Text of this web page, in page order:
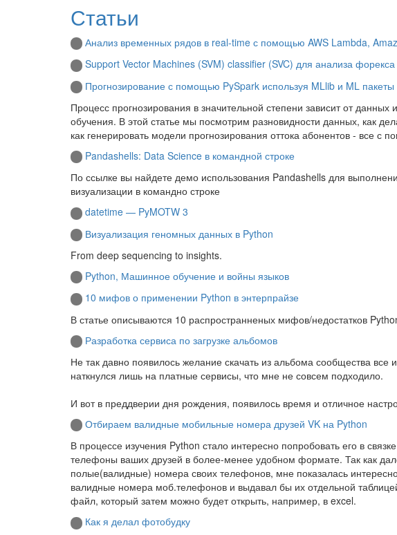
Статьи
Анализ временных рядов в real-time с помощью AWS Lambda,
Support Vector Machines (SVM) classifier (SVC) для анализа
Прогнозирование с помощью PySpark используя MLlib и ML пакеты
Процесс прогнозирования в значительной степени зависит от
обучения. В этой статье мы посмотрим разновидности данных, как
как генерировать модели прогнозирования оттока абонентов - все
Pandashells: Data Science в командной строке
По ссылке вы найдете демо использования Pandashells для
визуализации в командно строке
datetime — PyMOTW 3
Визуализация геномных данных в Python
From deep sequencing to insights.
Python, Машинное обучение и войны языков
10 мифов о применении Python в энтерпрайзе
В статье описываются 10 распространненых мифов/недостатков
Разработка сервиса по загрузке альбомов
Не так давно появилось желание скачать из альбома сообщества
наткнулся лишь на платные сервисы, что мне не совсем подходило.
И вот в преддверии дня рождения, появилось время и отличное
Отбираем валидные мобильные номера друзей VK на Python
В процессе изучения Python стало интересно попробовать его в
телефоны ваших друзей в более-менее удобном формате. Так как
полые(валидные) номера своих телефонов, мне показалась
валидные номера моб.телефонов и выдавал бы их отдельной
файл, который затем можно будет открыть, например, в excel.
Как я делал фотобудку